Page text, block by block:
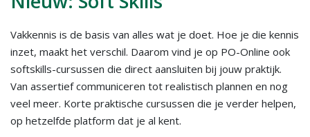
Vakkennis is de basis van alles wat je doet. Hoe je die kennis
inzet, maakt het verschil. Daarom vind je op PO-Online ook
softskills-cursussen die direct aansluiten bij jouw praktijk.
Van assertief communiceren tot realistisch plannen en nog
veel meer. Korte praktische cursussen die je verder helpen,
op hetzelfde platform dat je al kent.